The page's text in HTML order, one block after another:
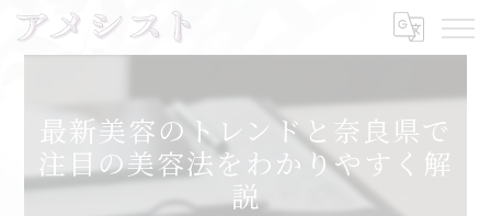
最新美容のトレンドと奈良県で
注目の美容法をわかりやすく解
説